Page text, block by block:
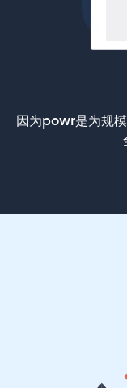
因为powr是为规